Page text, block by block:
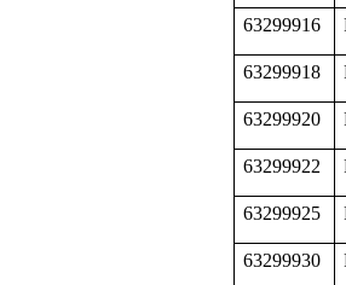
63299916
63299918
63299920
63299922
63299925
63299930